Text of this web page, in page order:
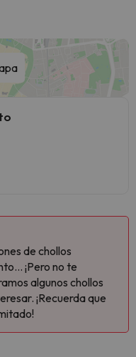
de chollos
¡Pero no te
algunos chollos
¡Recuerda que